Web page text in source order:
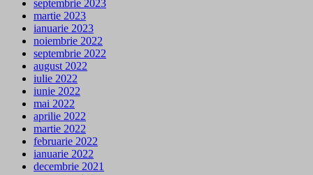
septembrie 2023
martie 2023
ianuarie 2023
noiembrie 2022
septembrie 2022
august 2022
iulie 2022
iunie 2022
mai 2022
aprilie 2022
martie 2022
februarie 2022
ianuarie 2022
decembrie 2021